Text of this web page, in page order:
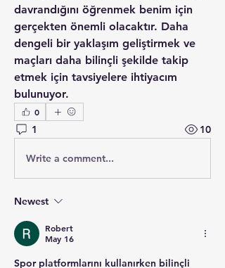
davrandığını öğrenmek benim için
gerçekten önemli olacaktır. Daha
dengeli bir yaklaşım geliştirmek ve
maçları daha bilinçli şekilde takip
etmek için tavsiyelere ihtiyacım
bulunuyor.
0
1 10
Write a comment...
Newest
Robert
May 16
Spor platformlarını kullanırken bilinçli